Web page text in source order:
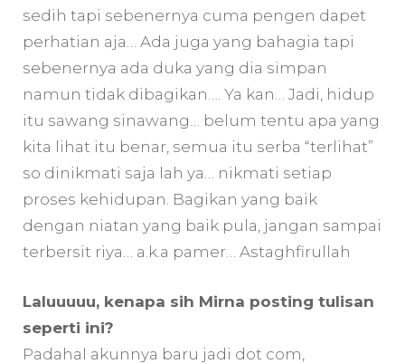
sedih tapi sebenernya cuma pengen dapet
perhatian aja… Ada juga yang bahagia tapi
sebenernya ada duka yang dia simpan
namun tidak dibagikan…. Ya kan… Jadi, hidup
itu sawang sinawang… belum tentu apa yang
kita lihat itu benar, semua itu serba “terlihat”
so dinikmati saja lah ya… nikmati setiap
proses kehidupan. Bagikan yang baik
dengan niatan yang baik pula, jangan sampai
terbersit riya… a.k.a pamer… Astaghfirullah
Laluuuuu, kenapa sih Mirna posting tulisan
seperti ini?
Padahal akunnya baru jadi dot com,